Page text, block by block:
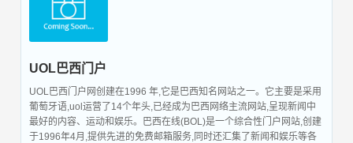
UOL巴西门户
UOL巴西门户网创建在1996 年,它是巴西知名网站之一。它主要是采用
葡萄牙语,uol运营了14个年头,已经成为巴西网络主流网站,呈现新闻中
最好的内容、运动和娱乐。巴西在线(BOL)是一个综合性门户网站,创建
于1996年4月,提供先进的免费邮箱服务,同时还汇集了新闻和娱乐等各